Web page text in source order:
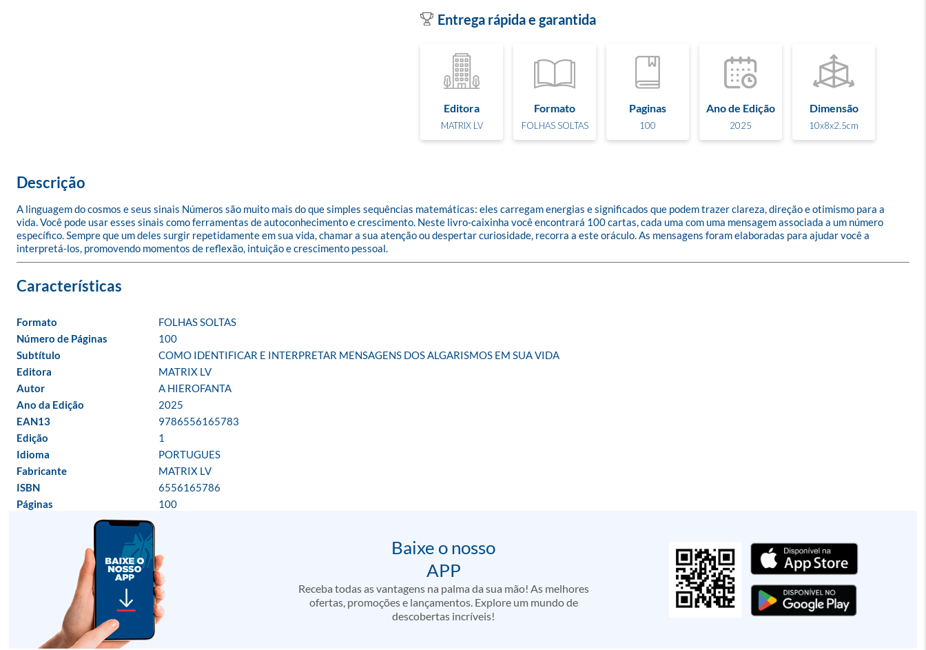
Entrega rápida e garantida
Editora
MATRIX LV
Formato
FOLHAS SOLTAS
Paginas
100
Ano de Edição
2025
Dimensão
10x8x2.5cm
Descrição
A linguagem do cosmos e seus sinais Números são muito mais do que simples sequências matemáticas: eles carregam energias e significados que podem trazer clareza, direção e otimismo para a
vida. Você pode usar esses sinais como ferramentas de autoconhecimento e crescimento. Neste livro-caixinha você encontrará 100 cartas, cada uma com uma mensagem associada a um número
específico. Sempre que um deles surgir repetidamente em sua vida, chamar a sua atenção ou despertar curiosidade, recorra a este oráculo. As mensagens foram elaboradas para ajudar você a
interpretá-los, promovendo momentos de reflexão, intuição e crescimento pessoal.
Formato
FOLHAS SOLTAS
Número de Páginas
100
Subtítulo
COMO IDENTIFICAR E INTERPRETAR MENSAGENS DOS ALGARISMOS EM SUA VIDA
Editora
MATRIX LV
Autor
A HIEROFANTA
Ano da Edição
2025
EAN13
9786556165783
Edição
1
Idioma
PORTUGUES
Fabricante
MATRIX LV
ISBN
6556165786
Páginas
100
Baixe o nosso
APP
Receba todas as vantagens na palma da sua mão! As melhores
ofertas, promoções e lançamentos. Explore um mundo de
descobertas incríveis!